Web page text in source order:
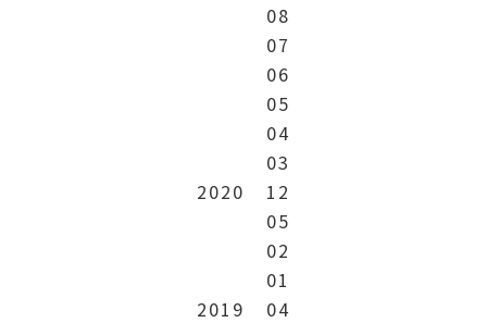
08
07
06
05
04
03
2020
12
05
02
01
2019
04